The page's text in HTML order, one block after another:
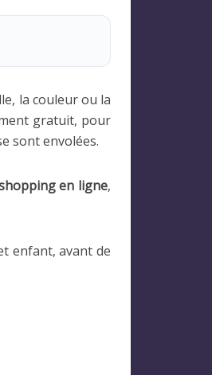
la couleur ou la
gratuit, pour
sont envolées.
en ligne,
enfant, avant de